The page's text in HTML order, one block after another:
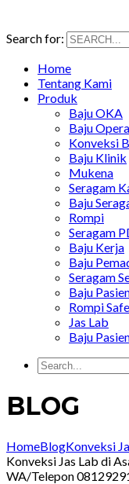
Search for:
Home
Tentang Kami
Produk
Baju OKA
Baju
Konveksi
Baju Klinik
Mukena
Seragam
Baju
Rompi
Seragam
Baju Kerja
Baju
Seragam
Baju
Rompi
Jas Lab
Baju
BLOG
HomeBlogKonveksi
Konveksi Jas Lab di
WA/Telepon